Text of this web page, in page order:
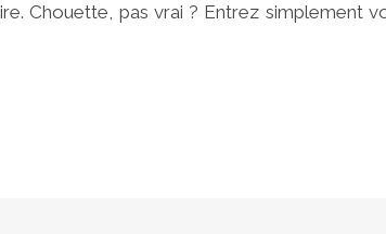
Chouette, pas vrai ? Entrez simplement